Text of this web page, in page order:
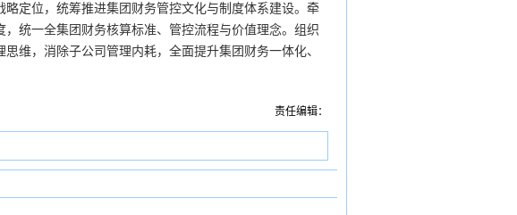
定位，统筹推进集团财务管控文化与制度体系建设。牵
统一全集团财务核算标准、管控流程与价值理念。组织
维，消除子公司管理内耗，全面提升集团财务一体化、
责任编辑：